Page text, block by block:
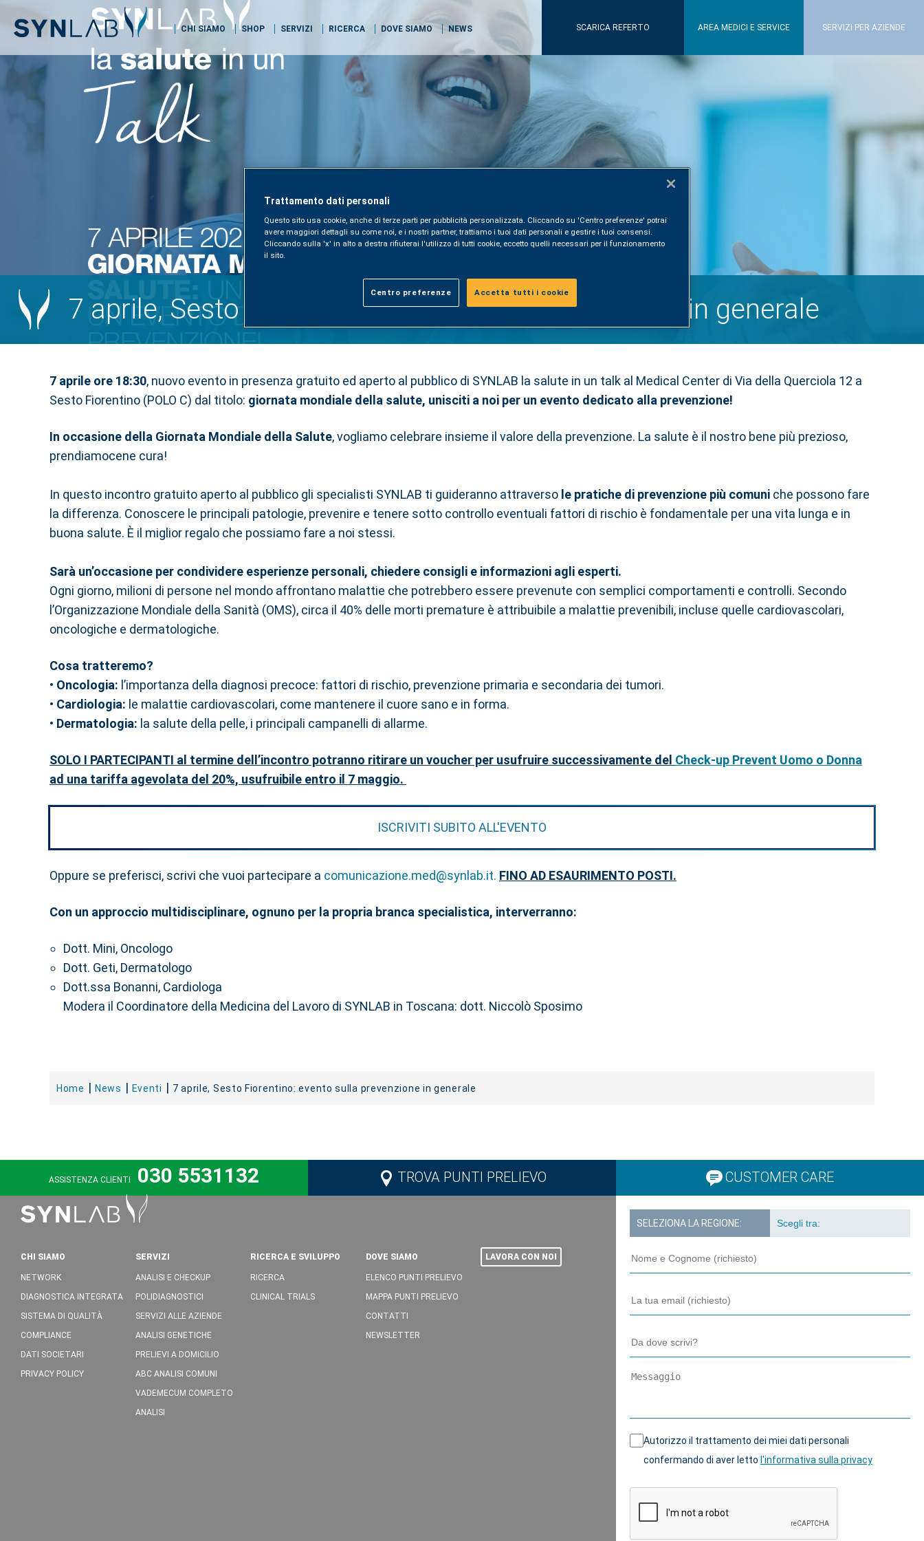
CHI SIAMO SHOP SERVIZI RICERCA DOVE SIAMO NEWS SCARICA REFERTO AREA MEDICI E SERVICE SERVIZI PER AZIENDE
7 aprile, Sesto Fiorentino: evento sulla prevenzione in generale
7 aprile ore 18:30, nuovo evento in presenza gratuito ed aperto al pubblico di SYNLAB la salute in un talk al Medical Center di Via della Querciola 12 a
Sesto Fiorentino (POLO C) dal titolo: giornata mondiale della salute, unisciti a noi per un evento dedicato alla prevenzione!
In occasione della Giornata Mondiale della Salute, vogliamo celebrare insieme il valore della prevenzione. La salute è il nostro bene più prezioso,
prendiamocene cura!
In questo incontro gratuito aperto al pubblico gli specialisti SYNLAB ti guideranno attraverso le pratiche di prevenzione più comuni che possono fare
la differenza. Conoscere le principali patologie, prevenire e tenere sotto controllo eventuali fattori di rischio è fondamentale per una vita lunga e in
buona salute. È il miglior regalo che possiamo fare a noi stessi.
Sarà un’occasione per condividere esperienze personali, chiedere consigli e informazioni agli esperti.
Ogni giorno, milioni di persone nel mondo affrontano malattie che potrebbero essere prevenute con semplici comportamenti e controlli. Secondo
l’Organizzazione Mondiale della Sanità (OMS), circa il 40% delle morti premature è attribuibile a malattie prevenibili, incluse quelle cardiovascolari,
oncologiche e dermatologiche.
Cosa tratteremo?
• Oncologia: l’importanza della diagnosi precoce: fattori di rischio, prevenzione primaria e secondaria dei tumori.
• Cardiologia: le malattie cardiovascolari, come mantenere il cuore sano e in forma.
• Dermatologia: la salute della pelle, i principali campanelli di allarme.
SOLO I PARTECIPANTI al termine dell’incontro potranno ritirare un voucher per usufruire successivamente del Check-up Prevent Uomo o Donna
ad una tariffa agevolata del 20%, usufruibile entro il 7 maggio.
ISCRIVITI SUBITO ALL'EVENTO
Oppure se preferisci, scrivi che vuoi partecipare a comunicazione.med@synlab.it. FINO AD ESAURIMENTO POSTI.
Con un approccio multidisciplinare, ognuno per la propria branca specialistica, interverranno:
Dott. Mini, Oncologo
Dott. Geti, Dermatologo
Dott.ssa Bonanni, Cardiologa
Modera il Coordinatore della Medicina del Lavoro di SYNLAB in Toscana: dott. Niccolò Sposimo
Home News Eventi 7 aprile, Sesto Fiorentino: evento sulla prevenzione in generale
ASSISTENZA CLIENTI 030 5531132 TROVA PUNTI PRELIEVO CUSTOMER CARE
SELEZIONA LA REGIONE:
Autorizzo il trattamento dei miei dati personali
confermando di aver letto l'informativa sulla privacy
CHI SIAMO
NETWORK
DIAGNOSTICA INTEGRATA
SISTEMA DI QUALITÀ
COMPLIANCE
DATI SOCIETARI
PRIVACY POLICY
SERVIZI
ANALISI E CHECKUP
POLIDIAGNOSTICI
SERVIZI ALLE AZIENDE
ANALISI GENETICHE
PRELIEVI A DOMICILIO
ABC ANALISI COMUNI
VADEMECUM COMPLETO
ANALISI
RICERCA E SVILUPPO
RICERCA
CLINICAL TRIALS
DOVE SIAMO
ELENCO PUNTI PRELIEVO
MAPPA PUNTI PRELIEVO
CONTATTI
NEWSLETTER
LAVORA CON NOI
Trattamento dati personali
Questo sito usa cookie, anche di terze parti per pubblicità personalizzata. Cliccando su 'Centro preferenze' potrai
avere maggiori dettagli su come noi, e i nostri partner, trattiamo i tuoi dati personali e gestire i tuoi consensi.
Cliccando sulla 'x' in alto a destra rifiuterai l'utilizzo di tutti cookie, eccetto quelli necessari per il funzionamento
il sito.
Centro preferenze Accetta tutti i cookie